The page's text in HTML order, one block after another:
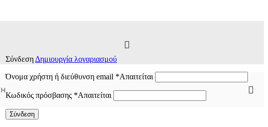
Σύνδεση Δημιουργία λογαριασμού
Όνομα χρήστη ή διεύθυνση email *Απαιτείται
Κωδικός πρόσβασης *Απαιτείται
Σύνδεση